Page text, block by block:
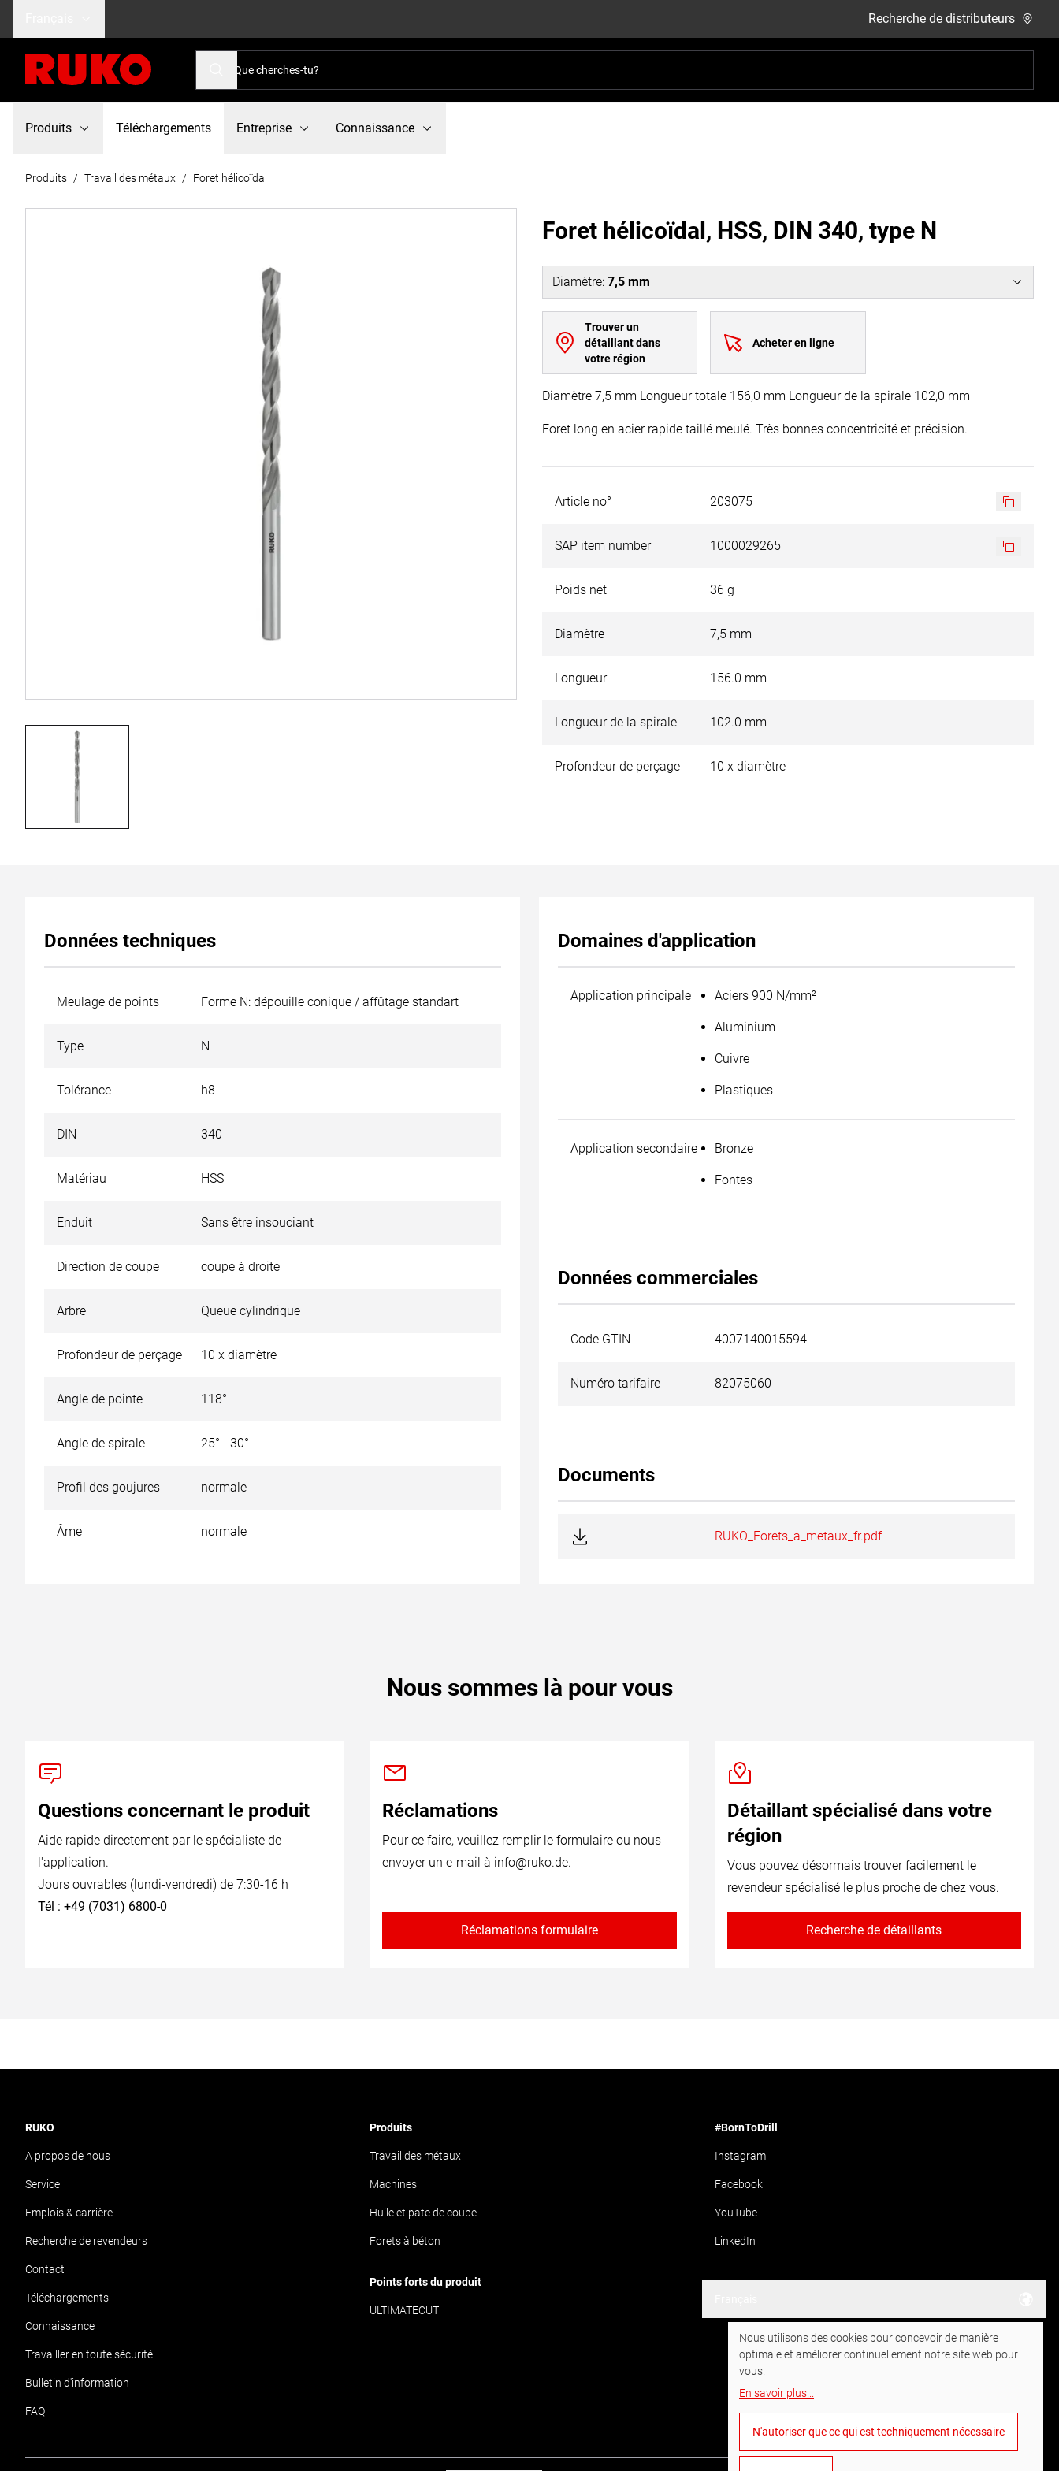
Recherche de distributeurs
Produits Téléchargements Entreprise Connaissance
Produits / Travail des métaux / Foret hélicoïdal
Foret hélicoïdal, HSS, DIN 340, type N
Diamètre: 7,5 mm
Trouver un
détaillant dans
votre région
Acheter en ligne
Diamètre 7,5 mm Longueur totale 156,0 mm Longueur de la spirale 102,0 mm
Foret long en acier rapide taillé meulé. Très bonnes concentricité et précision.
Article no° 203075
SAP item number 1000029265
Poids net 36 g
Diamètre 7,5 mm
Longueur 156.0 mm
Longueur de la spirale 102.0 mm
Profondeur de perçage 10 x diamètre
Données techniques
Meulage de points Forme N: dépouille conique / affûtage standart
Type N
Tolérance h8
DIN 340
Matériau HSS
Enduit Sans être insouciant
Direction de coupe coupe à droite
Arbre Queue cylindrique
Profondeur de perçage 10 x diamètre
Angle de pointe 118°
Angle de spirale 25° - 30°
Profil des goujures normale
Âme normale
Domaines d'application
Application principale Aciers 900 N/mm²
Aluminium
Cuivre
Plastiques
Application secondaire Bronze
Fontes
Données commerciales
Code GTIN 4007140015594
Numéro tarifaire 82075060
Documents
RUKO_Forets_a_metaux_fr.pdf
Nous sommes là pour vous
Questions concernant le produit
Aide rapide directement par le spécialiste de
l'application.
Jours ouvrables (lundi-vendredi) de 7:30-16 h
Tél : +49 (7031) 6800-0
Réclamations
Pour ce faire, veuillez remplir le formulaire ou nous
envoyer un e-mail à info@ruko.de.
Réclamations formulaire
Détaillant spécialisé dans votre
région
Vous pouvez désormais trouver facilement le
revendeur spécialisé le plus proche de chez vous.
Recherche de détaillants
RUKO
A propos de nous
Service
Emplois & carrière
Recherche de revendeurs
Contact
Téléchargements
Connaissance
Travailler en toute sécurité
Bulletin d'information
FAQ
Produits
Travail des métaux
Machines
Huile et pate de coupe
Forets à béton
Points forts du produit
ULTIMATECUT
#BornToDrill
Instagram
Facebook
YouTube
LinkedIn
Nous utilisons des cookies pour concevoir de manière
optimale et améliorer continuellement notre site web pour
vous.
En savoir plus
N'autoriser que ce qui est techniquement nécessaire